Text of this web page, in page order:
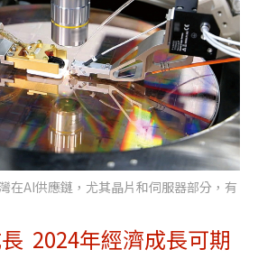
在AI供應鏈，尤其晶片和伺服器部分，有
2024年經濟成長可期